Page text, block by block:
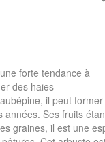
forte tendance à
des haies
il peut
années. Ses fruits
graines, il est une